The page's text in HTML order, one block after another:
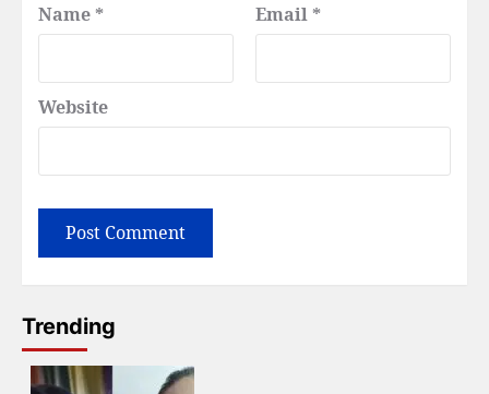
Name * Email *
Website
Trending